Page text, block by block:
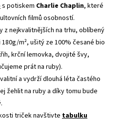
s potiskem Charlie Chaplin, které
filmů osobností.
z nejkvalitnějších na trhu, oblíbený
m², ušitý ze 100% česané bio
krční lemovka, dvojité švy,
prát na ruby).
a vydrží dlouhá léta častého
žehlit na ruby a díky tomu bude
triček navštivte tabulku